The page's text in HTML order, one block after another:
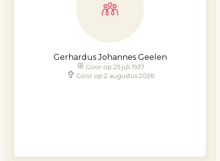
Gerhardus Johannes Geelen
Goor op 25 juli 1937
Goor op 2 augustus 2026